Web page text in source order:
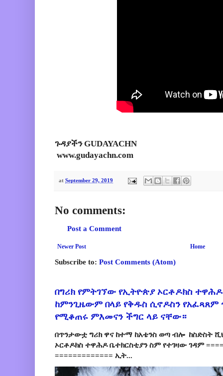
ጉዳያችን GUDAYACHN
www.gudayachn.com
at September 29, 2019
No comments:
Post a Comment
Newer Post Home
Subscribe to: Post Comments (Atom)
በግሪክ የምትገኘው የኢትዮጵያ ኦርቶዶክስ
ከምንጊዜውም በላይ የቅዱስ ሲኖዶስን የአፈጻጸም
የሚቆጠሩ ምእመናን ችግር ላይ ናቸው።
በጥንታውቷ ግሪክ ዋና ከተማ ከአቴንስ ወጣ ብሎ ከስድስት
ኦርቶዶክስ ተዋሕዶ ቤተክርስቲያን ስም የተገዛው ገዳም
============= ኢት...